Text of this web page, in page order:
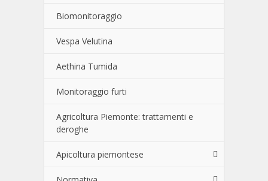
Biomonitoraggio
Vespa Velutina
Aethina Tumida
Monitoraggio furti
Agricoltura Piemonte: trattamenti e
deroghe
Apicoltura piemontese